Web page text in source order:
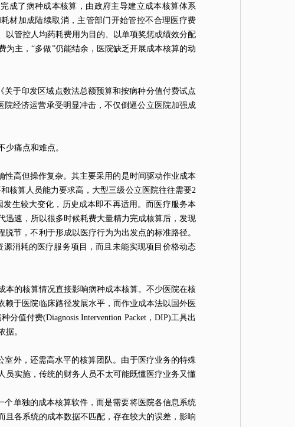
成了病种成本核算，由政府主导建立成本核算体系
材加成陆续取消，主管部门开始管控不合理医疗费
以管控人均药耗费用为目的、以单项奖惩或绩效分配
主，“多做”仍能结余，医院缺乏开展成本核算的动
于印发区域点数法总额预算和按病种分值付费试点
经济运营承受明显冲击，不仅倒逼公立医院加强成
少痛点和难点。
高但操作复杂。其主要采用的是时间驱动作业成本
核算人员能力要求高，大型三级公立医院往往需要2
生较大变化，历史成本即不再适用。而医疗服务本
速，所以很多时候耗费大量精力完成核算后，发现
节，不利于形成以医疗行为为出发点的标准路径。
消耗的医疗服务项目，而且未能实现项目价格动态
的核算情况直接影响病种成本核算。不少医院在核
于医院临床路径发展水平，而作业成本法以国外医
分值付费(Diagnosis Intervention Packet，DIP)工具出
据。
外，还需高水平的核算团队。由于医疗业务的特殊
实施，传统的财务人员不太可能既懂医疗业务又懂
单独的成本核算软件，而是需要将医院各信息系统
各系统的成本数据不匹配，存在较大的误差，影响